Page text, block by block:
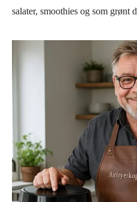
salater, smoothies og som grønt